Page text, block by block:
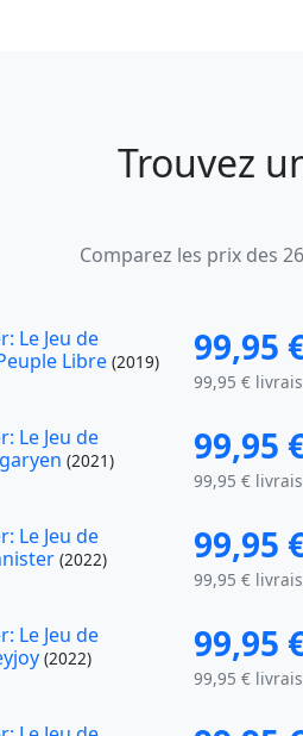
Trouvez
Comparez les prix des
Le Jeu de
Libre (2019)
99,95
99,95 €
Le Jeu de
(2021)
99,95
99,95 €
Le Jeu de
(2022)
99,95
99,95 €
Le Jeu de
(2022)
99,95
99,95 €